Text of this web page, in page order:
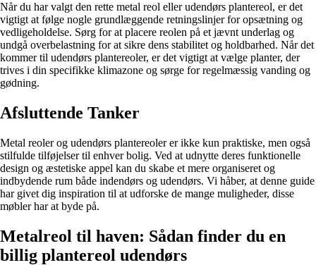
Når du har valgt den rette metal reol eller udendørs plantereol, er det
vigtigt at følge nogle grundlæggende retningslinjer for opsætning og
vedligeholdelse. Sørg for at placere reolen på et jævnt underlag og
undgå overbelastning for at sikre dens stabilitet og holdbarhed. Når det
kommer til udendørs plantereoler, er det vigtigt at vælge planter, der
trives i din specifikke klimazone og sørge for regelmæssig vanding og
gødning.
Afsluttende Tanker
Metal reoler og udendørs plantereoler er ikke kun praktiske, men også
stilfulde tilføjelser til enhver bolig. Ved at udnytte deres funktionelle
design og æstetiske appel kan du skabe et mere organiseret og
indbydende rum både indendørs og udendørs. Vi håber, at denne guide
har givet dig inspiration til at udforske de mange muligheder, disse
møbler har at byde på.
Metalreol til haven: Sådan finder du en
billig plantereol udendørs